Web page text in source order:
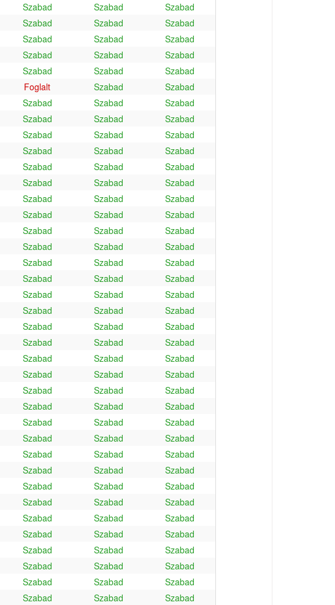
Szabad Szabad
Szabad
Szabad Szabad
Szabad
Szabad Szabad
Szabad
Szabad Szabad
Szabad
Szabad Szabad
Szabad
Foglalt Szabad
Szabad
Szabad Szabad
Szabad
Szabad Szabad
Szabad
Szabad Szabad
Szabad
Szabad Szabad
Szabad
Szabad Szabad
Szabad
Szabad Szabad
Szabad
Szabad Szabad
Szabad
Szabad Szabad
Szabad
Szabad Szabad
Szabad
Szabad Szabad
Szabad
Szabad Szabad
Szabad
Szabad Szabad
Szabad
Szabad Szabad
Szabad
Szabad Szabad
Szabad
Szabad Szabad
Szabad
Szabad Szabad
Szabad
Szabad Szabad
Szabad
Szabad Szabad
Szabad
Szabad Szabad
Szabad
Szabad Szabad
Szabad
Szabad Szabad
Szabad
Szabad Szabad
Szabad
Szabad Szabad
Szabad
Szabad Szabad
Szabad
Szabad Szabad
Szabad
Szabad Szabad
Szabad
Szabad Szabad
Szabad
Szabad Szabad
Szabad
Szabad Szabad
Szabad
Szabad Szabad
Szabad
Szabad Szabad
Szabad
Szabad Szabad
Szabad